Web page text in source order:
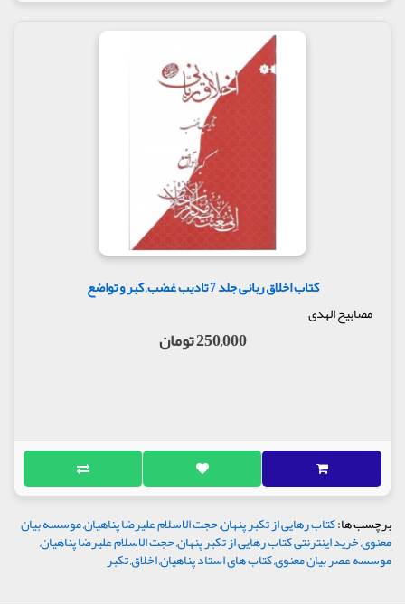
کتاب اخلاق ربانی جلد 7 تادیب غضب, کبر و تواضع
مصابیح الهدی
250,000 تومان
برچسب ها:کتاب رهایی از تکبر پنهان,حجت الاسلام علیرضا پناهیان,موسسه بیان
معنوی,خرید اینترنتی کتاب رهایی از تکبر پنهان,حجت الاسلام علیرضا پناهیان,
موسسه عصر بیان معنوی,کتاب های استاد پناهیان,اخلاق,تکبر